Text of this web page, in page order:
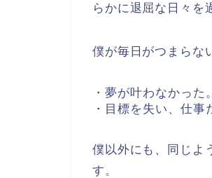
らかに退屈な日々を
僕が毎日がつまらな
・夢が叶わなかった。
・目標を失い、仕事
僕以外にも、同じよ
す。